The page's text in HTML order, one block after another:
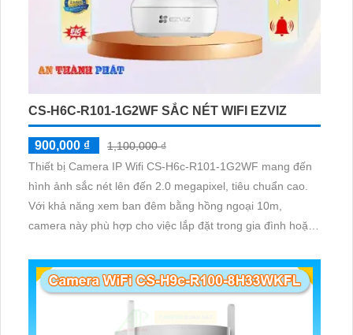
CS-H6C-R101-1G2WF SẮC NÉT WIFI EZVIZ
900,000 ₫
1,100,000 ₫
Thiết bị Camera IP Wifi CS-H6c-R101-1G2WF mang đến
hình ảnh sắc nét lên đến 2.0 megapixel, tiêu chuẩn cao.
Với khả năng xem ban đêm bằng hồng ngoại 10m,
camera này phù hợp cho việc lắp đặt trong gia đình hoặc
video mà không ảnh hưởng đến chất lượng